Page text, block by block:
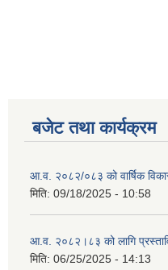
बजेट तथा कार्यक्रम
आ.व. २०८२/०८३ को वार्षिक
मिति: 09/18/2025 - 10:58
आ.व. २०८२।८३ को लागि
मिति: 06/25/2025 - 14:13